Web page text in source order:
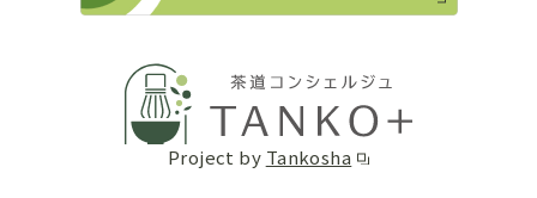
Project by Tankosha